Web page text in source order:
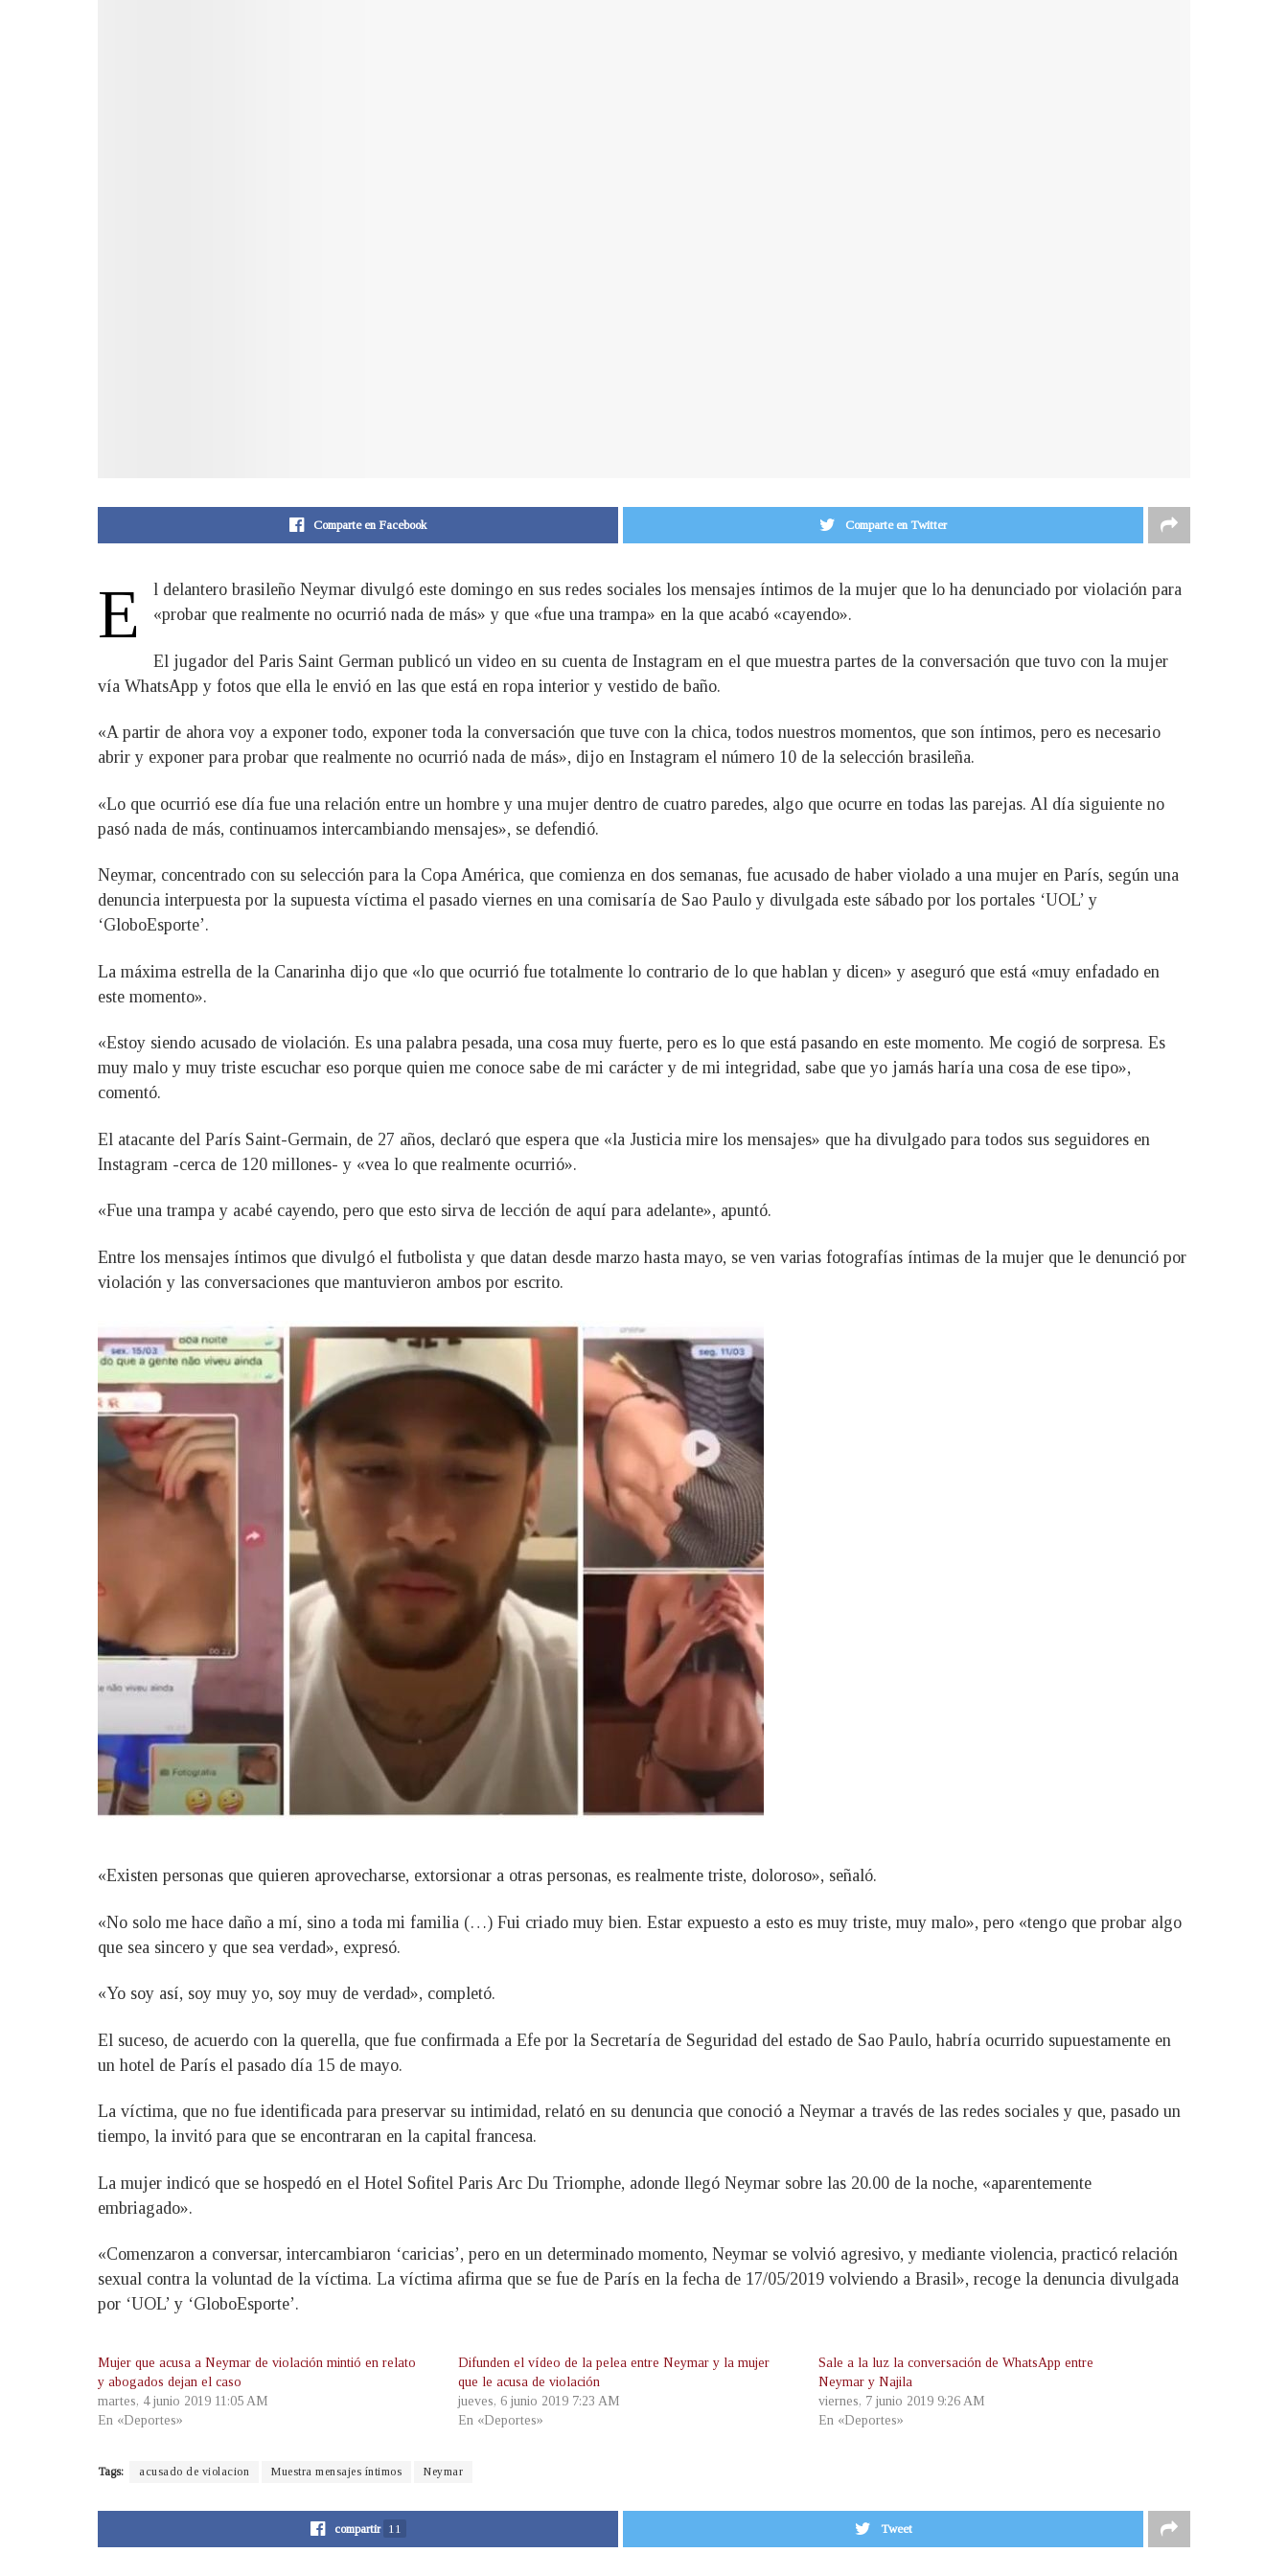
Comparte en Facebook Comparte en Twitter
E
l delantero brasileño Neymar divulgó este domingo en sus redes sociales los mensajes íntimos de la mujer que lo ha denunciado por violación para
«probar que realmente no ocurrió nada de más» y que «fue una trampa» en la que acabó «cayendo».
El jugador del Paris Saint German publicó un video en su cuenta de Instagram en el que muestra partes de la conversación que tuvo con la mujer
vía WhatsApp y fotos que ella le envió en las que está en ropa interior y vestido de baño.
«A partir de ahora voy a exponer todo, exponer toda la conversación que tuve con la chica, todos nuestros momentos, que son íntimos, pero es necesario
abrir y exponer para probar que realmente no ocurrió nada de más», dijo en Instagram el número 10 de la selección brasileña.
«Lo que ocurrió ese día fue una relación entre un hombre y una mujer dentro de cuatro paredes, algo que ocurre en todas las parejas. Al día siguiente no
pasó nada de más, continuamos intercambiando mensajes», se defendió.
Neymar, concentrado con su selección para la Copa América, que comienza en dos semanas, fue acusado de haber violado a una mujer en París, según una
denuncia interpuesta por la supuesta víctima el pasado viernes en una comisaría de Sao Paulo y divulgada este sábado por los portales ‘UOL’ y
‘GloboEsporte’.
La máxima estrella de la Canarinha dijo que «lo que ocurrió fue totalmente lo contrario de lo que hablan y dicen» y aseguró que está «muy enfadado en
este momento».
«Estoy siendo acusado de violación. Es una palabra pesada, una cosa muy fuerte, pero es lo que está pasando en este momento. Me cogió de sorpresa. Es
muy malo y muy triste escuchar eso porque quien me conoce sabe de mi carácter y de mi integridad, sabe que yo jamás haría una cosa de ese tipo»,
comentó.
El atacante del París Saint-Germain, de 27 años, declaró que espera que «la Justicia mire los mensajes» que ha divulgado para todos sus seguidores en
Instagram -cerca de 120 millones- y «vea lo que realmente ocurrió».
«Fue una trampa y acabé cayendo, pero que esto sirva de lección de aquí para adelante», apuntó.
Entre los mensajes íntimos que divulgó el futbolista y que datan desde marzo hasta mayo, se ven varias fotografías íntimas de la mujer que le denunció por
violación y las conversaciones que mantuvieron ambos por escrito.
«Existen personas que quieren aprovecharse, extorsionar a otras personas, es realmente triste, doloroso», señaló.
«No solo me hace daño a mí, sino a toda mi familia (…) Fui criado muy bien. Estar expuesto a esto es muy triste, muy malo», pero «tengo que probar algo
que sea sincero y que sea verdad», expresó.
«Yo soy así, soy muy yo, soy muy de verdad», completó.
El suceso, de acuerdo con la querella, que fue confirmada a Efe por la Secretaría de Seguridad del estado de Sao Paulo, habría ocurrido supuestamente en
un hotel de París el pasado día 15 de mayo.
La víctima, que no fue identificada para preservar su intimidad, relató en su denuncia que conoció a Neymar a través de las redes sociales y que, pasado un
tiempo, la invitó para que se encontraran en la capital francesa.
La mujer indicó que se hospedó en el Hotel Sofitel Paris Arc Du Triomphe, adonde llegó Neymar sobre las 20.00 de la noche, «aparentemente
embriagado».
«Comenzaron a conversar, intercambiaron ‘caricias’, pero en un determinado momento, Neymar se volvió agresivo, y mediante violencia, practicó relación
sexual contra la voluntad de la víctima. La víctima afirma que se fue de París en la fecha de 17/05/2019 volviendo a Brasil», recoge la denuncia divulgada
por ‘UOL’ y ‘GloboEsporte’.
Mujer que acusa a Neymar de violación mintió en relato
y abogados dejan el caso
martes, 4 junio 2019 11:05 AM
En «Deportes»
Difunden el vídeo de la pelea entre Neymar y la mujer
que le acusa de violación
jueves, 6 junio 2019 7:23 AM
En «Deportes»
Sale a la luz la conversación de WhatsApp entre
Neymar y Najila
viernes, 7 junio 2019 9:26 AM
En «Deportes»
Tags: acusado de violacion Muestra mensajes íntimos Neymar
compartir 11 Tweet